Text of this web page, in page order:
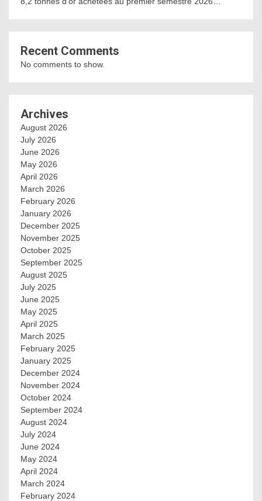
Recent Comments
No comments to show.
Archives
August 2026
July 2026
June 2026
May 2026
April 2026
March 2026
February 2026
January 2026
December 2025
November 2025
October 2025
September 2025
August 2025
July 2025
June 2025
May 2025
April 2025
March 2025
February 2025
January 2025
December 2024
November 2024
October 2024
September 2024
August 2024
July 2024
June 2024
May 2024
April 2024
March 2024
February 2024